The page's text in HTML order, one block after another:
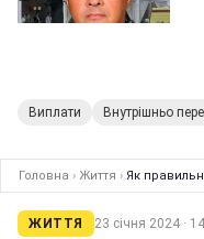
Виплати Внутрішньо
Головна › Життя › Як
ЖИТТЯ 23 січня 2024 ·